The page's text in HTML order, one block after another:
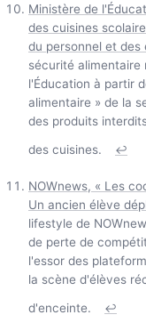
Ministère de
des cuisines
du personnel et des
sécurité
l'Éducation à partir
alimentaire » de la
des produits
des cuisines.
↩
NOWnews, « Les
Un ancien élève
lifestyle de
de perte de
l'essor des
la scène d'élèves
d'enceinte.
↩